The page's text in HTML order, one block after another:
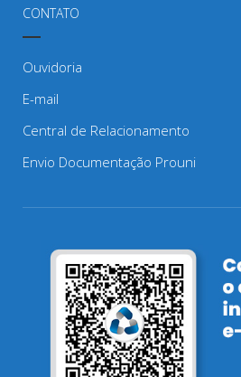
CONTATO
Ouvidoria
E-mail
Central de Relacionamento
Envio Documentação Prouni